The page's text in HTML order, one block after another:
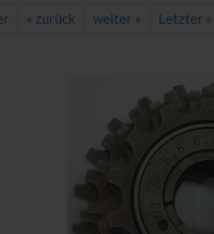
« zurück weiter » Letzter »